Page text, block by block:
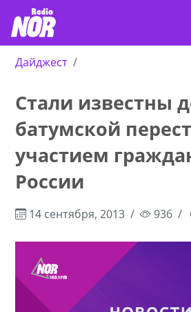
Дайджест
Стали известны
батумской
участием
России
14 сентября, 2013 936